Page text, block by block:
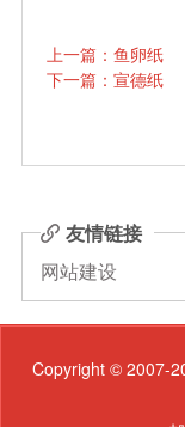
上一篇：鱼卵纸
下一篇：宣德纸
友情链接
网站建设
Copyright © 2007-